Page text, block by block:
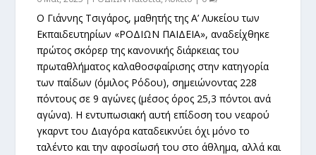
Ο Γιάννης Τσιγάρος, μαθητής της Α’ Λυκείου των
Εκπαιδευτηρίων «ΡΟΔΙΩΝ ΠΑΙΔΕΙΑ», αναδείχθηκε
πρώτος σκόρερ της κανονικής διάρκειας του
πρωταθλήματος καλαθοσφαίρισης στην κατηγορία
των παίδων (όμιλος Ρόδου), σημειώνοντας 228
πόντους σε 9 αγώνες (μέσος όρος 25,3 πόντοι ανά
αγώνα). Η εντυπωσιακή αυτή επίδοση του νεαρού
γκαρντ του Διαγόρα καταδεικνύει όχι μόνο το
ταλέντο και την αφοσίωσή του στο άθλημα, αλλά και